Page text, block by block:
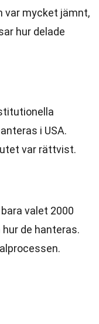
var mycket jämnt,
hur delade
i USA.
var rättvist.
valet 2000
de hanteras.